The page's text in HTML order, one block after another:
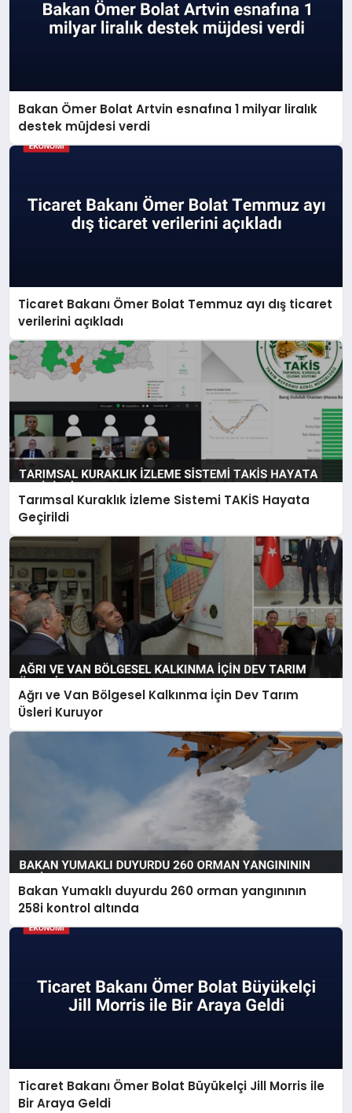
Bakan Ömer Bolat Artvin esnafına 1 milyar liralık
destek müjdesi verdi
Ticaret Bakanı Ömer Bolat Temmuz ayı dış ticaret
verilerini açıkladı
Tarımsal Kuraklık İzleme Sistemi TAKİS Hayata
Geçirildi
Ağrı ve Van Bölgesel Kalkınma İçin Dev Tarım
Üsleri Kuruyor
Bakan Yumaklı duyurdu 260 orman yangınının
258i kontrol altında
Ticaret Bakanı Ömer Bolat Büyükelçi Jill Morris ile
Bir Araya Geldi